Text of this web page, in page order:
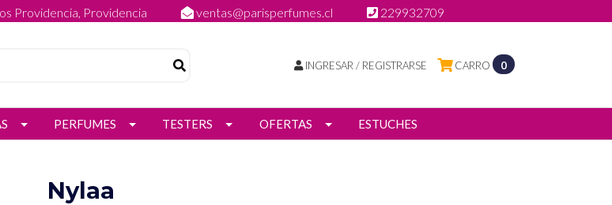
Providencia, Providencia ventas@parisperfumes.cl 229932709
CARRO 0
INGRESAR / REGISTRARSE
PERFUMES TESTERS OFERTAS ESTUCHES
Nylaa